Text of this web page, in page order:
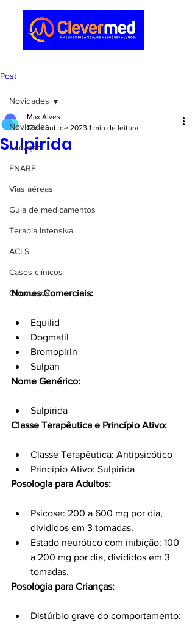
Post
Novidades
Sedação
ENARE
Vias aéreas
Guia de medicamentos
Terapia Intensiva
ACLS
Casos clínicos
Concursos
Novidades
Sulpirida
Max Alves
17 de out. de 2023 1 min de leitura
Nomes Comerciais:
Equilid
Dogmatil
Bromopirin
Sulpan
Nome Genérico:
Sulpirida
Classe Terapêutica e Princípio Ativo:
Classe Terapêutica: Antipsicótico
Princípio Ativo: Sulpirida
Posologia para Adultos:
Psicose: 200 a 600 mg por dia,
divididos em 3 tomadas.
Estado neurótico com inibição: 100
a 200 mg por dia, divididos em 3
tomadas.
Posologia para Crianças:
Distúrbio grave do comportamento: